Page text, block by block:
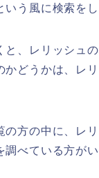
う風に検索をし
、レリッシュ
かどうかは、レ
の方の中に、レ
べている方が